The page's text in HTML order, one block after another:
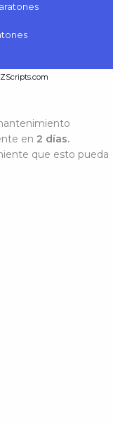
en 2 días.
que esto pueda